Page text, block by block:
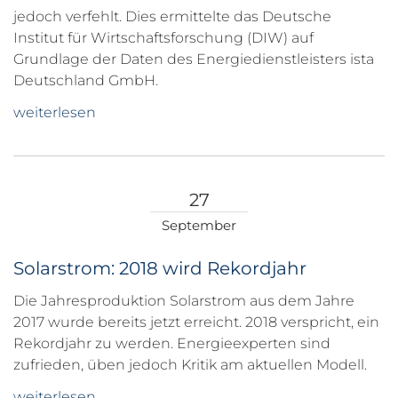
jedoch verfehlt. Dies ermittelte das Deutsche
Institut für Wirtschaftsforschung (DIW) auf
Grundlage der Daten des Energiedienstleisters ista
Deutschland GmbH.
weiterlesen
27
September
Solarstrom: 2018 wird Rekordjahr
Die Jahresproduktion Solarstrom aus dem Jahre
2017 wurde bereits jetzt erreicht. 2018 verspricht, ein
Rekordjahr zu werden. Energieexperten sind
zufrieden, üben jedoch Kritik am aktuellen Modell.